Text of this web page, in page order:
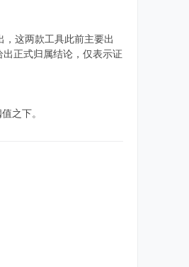
，这两款工具此前主要出
正式归属结论，仅表示证
之下。